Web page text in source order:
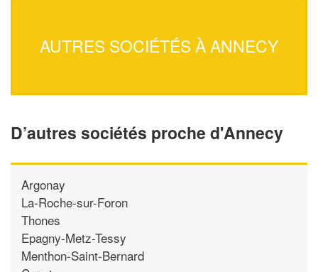
AUTRES SOCIÉTÉS À ANNECY
D’autres sociétés proche d'Annecy
Argonay
La-Roche-sur-Foron
Thones
Epagny-Metz-Tessy
Menthon-Saint-Bernard